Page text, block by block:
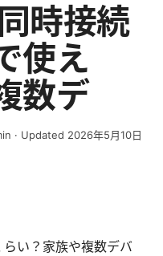
時接続
使え
数デ
· Updated 2026年5月10日
い？家族や複数デバ